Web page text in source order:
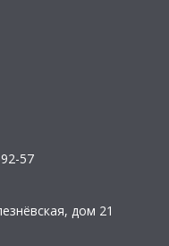
57
дом 21